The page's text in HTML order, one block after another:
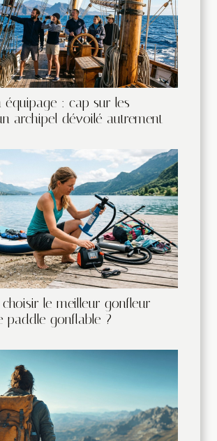
équipage : cap sur les
archipel dévoilé autrement
le meilleur gonfleur
paddle gonflable ?